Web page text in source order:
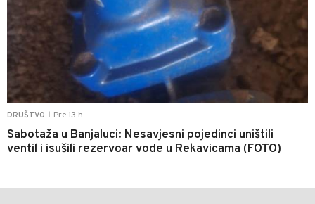
DRUŠTVO Pre 13 h
Sabotaža u Banjaluci: Nesavjesni pojedinci uništili
ventil i isušili rezervoar vode u Rekavicama (FOTO)